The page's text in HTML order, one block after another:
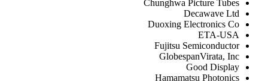
Chunghwa Picture Tubes
Decawave Ltd
Duoxing Electronics Co
ETA-USA
Fujitsu Semiconductor
GlobespanVirata, Inc
Good Display
Hamamatsu Photonics